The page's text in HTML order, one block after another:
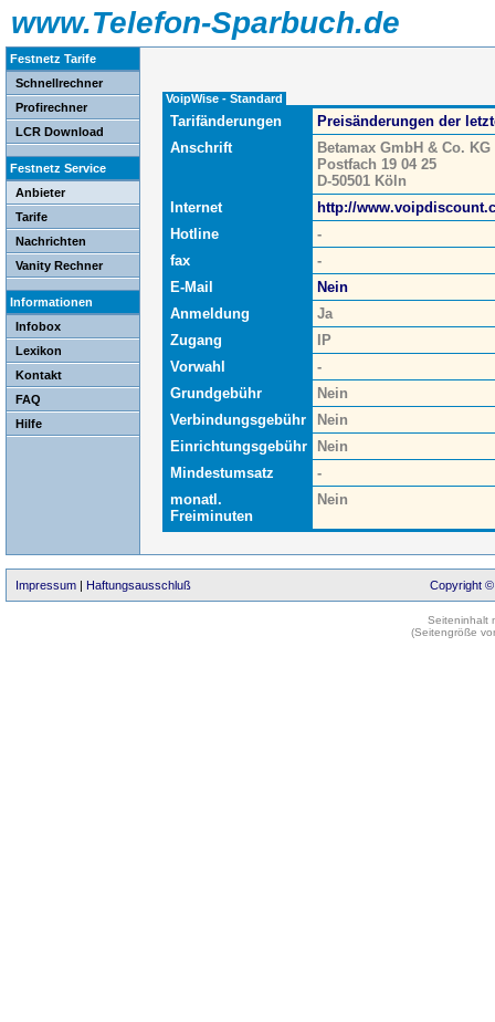
www.Telefon-Sparbuch.de
Festnetz Tarife
Schnellrechner
Profirechner
LCR Download
Festnetz Service
Anbieter
Tarife
Nachrichten
Vanity Rechner
Informationen
Infobox
Lexikon
Kontakt
FAQ
Hilfe
VoipWise - Standard
Tarifänderungen
Preisänderungen der
Anschrift
Betamax GmbH & Co. KG
Postfach 19 04 25
D-50501 Köln
Internet
http://
Hotline
-
fax
-
E-Mail
Nein
Anmeldung
Ja
Zugang
IP
Vorwahl
-
Grundgebühr
Nein
Verbindungsgebühr
Nein
Einrichtungsgebühr
Nein
Mindestumsatz
-
monatl.
Freiminuten
Nein
Impressum | Haftungsausschluß Copyright ©
Seiteninhalt
(Seitengröße